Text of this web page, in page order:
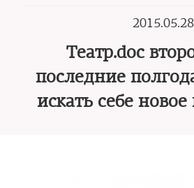
2015.05.28
Театр.doc
последние
искать себе